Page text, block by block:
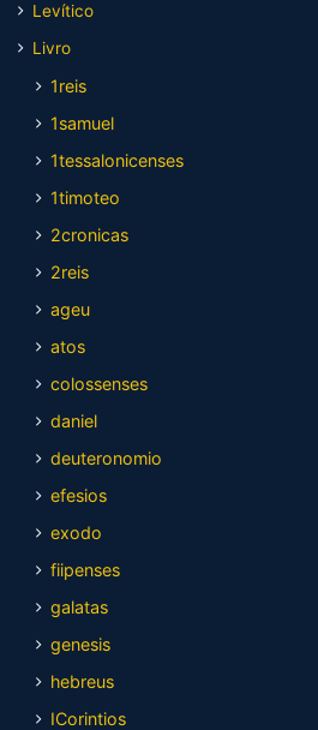
Levítico
Livro
1reis
1samuel
1tessalonicenses
1timoteo
2cronicas
2reis
ageu
atos
colossenses
daniel
deuteronomio
efesios
exodo
fiipenses
galatas
genesis
hebreus
ICorintios